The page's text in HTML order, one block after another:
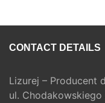
CONTACT DETAILS
Lizurej – Producent
ul.